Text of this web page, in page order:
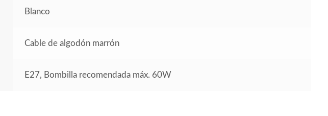
Blanco
Cable de algodón marrón
E27, Bombilla recomendada máx. 60W